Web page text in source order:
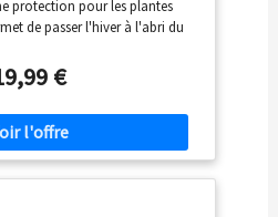
120x180cm
protection pour les plantes
de passer l'hiver à l'abri du
pluie. En même temps, elles
passer l'air, la lumière et
des rameaux,
et l'asphyxie des racines tout
des bourgeons et des
du printemps. MATÉRIAU DE
€